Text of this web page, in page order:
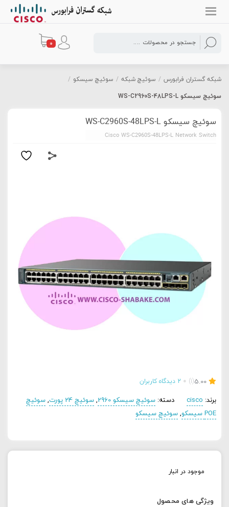
0
شبکه گستران فرابورس / سوئیچ شبکه / سوئیچ سیسکو /
سوئیچ سیسکو WS-C2960S-48LPS-L
سوئیچ سیسکو WS-C2960S-48LPS-L
Cisco WS-C2960S-48LPS-L Network Switch
5.00
(1)
2 دیدگاه کاربران
برند: cisco دسته: سوئیچ سیسکو 2960 ,سوئیچ 24 پورت ,سوئیچ
POE سیسکو
,سوئیچ سیسکو
موجود در انبار
ویژگی های محصول